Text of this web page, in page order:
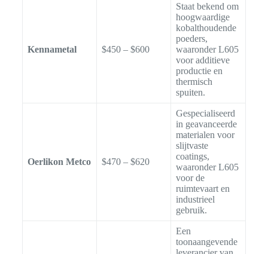
Kennametal $450 – $600
Staat bekend om
hoogwaardige
kobalthoudende
poeders,
waaronder L605
voor additieve
productie en
thermisch
spuiten.
Oerlikon Metco $470 – $620
Gespecialiseerd
in geavanceerde
materialen voor
slijtvaste
coatings,
waaronder L605
voor de
ruimtevaart en
industrieel
gebruik.
Een
toonaangevende